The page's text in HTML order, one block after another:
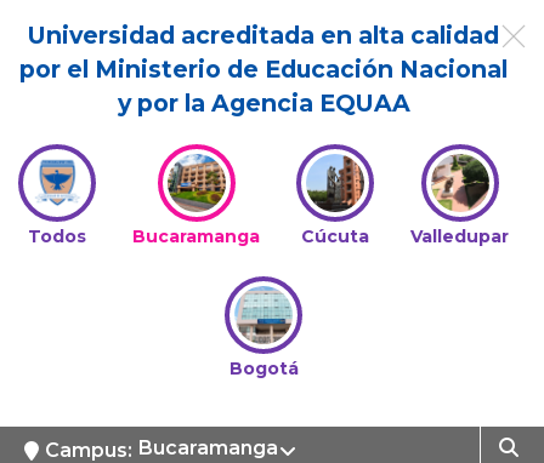
Universidad acreditada en alta calidad
por el Ministerio de Educación Nacional
y por la Agencia EQUAA
Todos Bucaramanga Cúcuta Valledupar
Bogotá
Campus: Bucaramanga